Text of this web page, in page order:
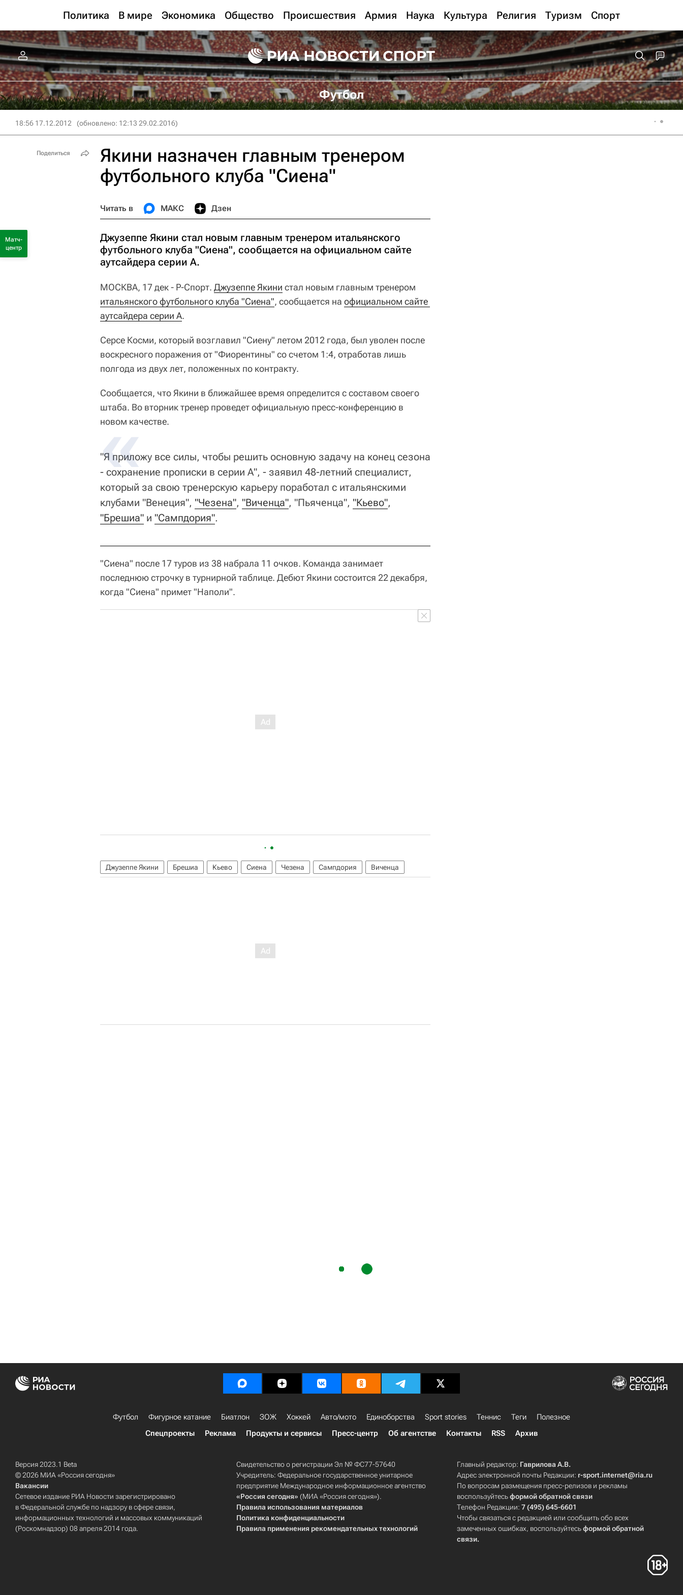
Политика В мире Экономика Общество Происшествия Армия Наука Культура Религия Туризм Спорт
Футбол
18:56 17.12.2012 (обновлено: 12:13 29.02.2016)
Якини назначен главным тренером
футбольного клуба "Сиена"
Читать в МАКС Дзен
Джузеппе Якини стал новым главным тренером итальянского
футбольного клуба "Сиена", сообщается на официальном сайте
аутсайдера серии А.
МОСКВА, 17 дек - Р-Спорт. Джузеппе Якини стал новым главным тренером
итальянского футбольного клуба "Сиена", сообщается на официальном сайте
аутсайдера серии А.
Серсе Косми, который возглавил "Сиену" летом 2012 года, был уволен после
воскресного поражения от "Фиорентины" со счетом 1:4, отработав лишь
полгода из двух лет, положенных по контракту.
Сообщается, что Якини в ближайшее время определится с составом своего
штаба. Во вторник тренер проведет официальную пресс-конференцию в
новом качестве.
"Я приложу все силы, чтобы решить основную задачу на конец сезона
- сохранение прописки в серии А", - заявил 48-летний специалист,
который за свою тренерскую карьеру поработал с итальянскими
клубами "Венеция", "Чезена", "Виченца", "Пьяченца", "Кьево",
"Брешиа" и "Сампдория".
"Сиена" после 17 туров из 38 набрала 11 очков. Команда занимает
последнюю строчку в турнирной таблице. Дебют Якини состоится 22 декабря,
когда "Сиена" примет "Наполи".
Джузеппе Якини Брешиа Кьево Сиена Чезена Сампдория Виченца
Поделиться
Матч-
центр
Футбол Фигурное катание Биатлон ЗОЖ Хоккей Авто/мото Единоборства Sport stories Теннис Теги
Полезное
Спецпроекты
Реклама Продукты и сервисы Пресс-центр Об агентстве Контакты RSS Архив
Версия 2023.1 Beta
© 2026 МИА «Россия сегодня»
Вакансии
Сетевое издание РИА Новости зарегистрировано
в Федеральной службе по надзору в сфере связи,
информационных технологий и массовых коммуникаций
(Роскомнадзор) 08 апреля 2014 года.
Свидетельство о регистрации Эл № ФС77-57640
Учредитель: Федеральное государственное унитарное
предприятие Международное информационное агентство
«Россия сегодня» (МИА «Россия сегодня»).
Правила использования материалов
Политика конфиденциальности
Правила применения рекомендательных технологий
Главный редактор: Гаврилова А.В.
Адрес электронной почты Редакции: r-sport.internet@ria.ru
По вопросам размещения пресс-релизов и рекламы
воспользуйтесьформой обратной связи
Телефон Редакции:7 (495) 645-6601
Чтобы связаться с редакцией или сообщить обо всех
замеченных ошибках, воспользуйтесьформой обратной
связи.